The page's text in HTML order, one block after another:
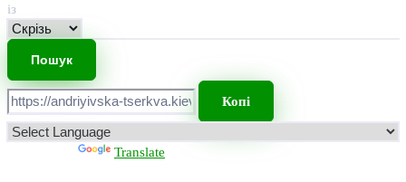
із
Копі
Translate